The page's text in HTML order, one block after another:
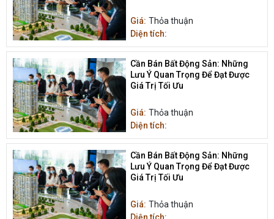
Giá: Thỏa thuận
Diện tích:
Cần Bán Bất Động Sản: Những
Lưu Ý Quan Trọng Để Đạt Được
Giá Trị Tối Ưu
Giá: Thỏa thuận
Diện tích:
Cần Bán Bất Động Sản: Những
Lưu Ý Quan Trọng Để Đạt Được
Giá Trị Tối Ưu
Giá: Thỏa thuận